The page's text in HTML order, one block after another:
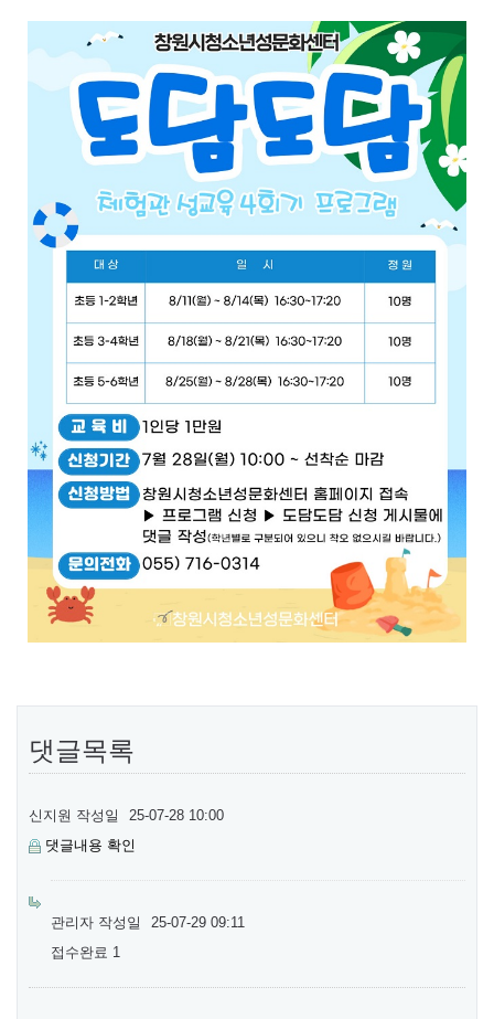
댓글목록
신지원 작성일
25-07-28 10:00
댓글내용 확인
관리자 작성일
25-07-29 09:11
접수완료 1